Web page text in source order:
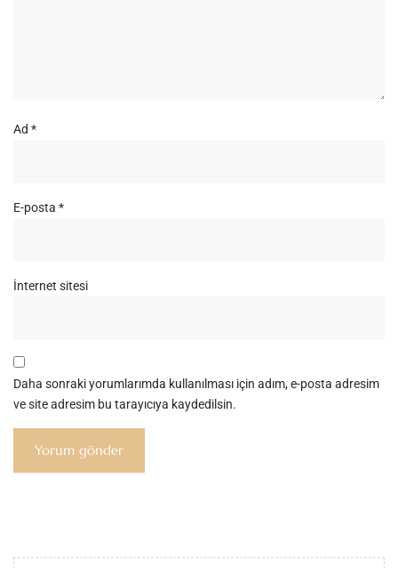
Ad *
E-posta *
İnternet sitesi
Daha sonraki yorumlarımda kullanılması için adım, e-posta adresim
ve site adresim bu tarayıcıya kaydedilsin.